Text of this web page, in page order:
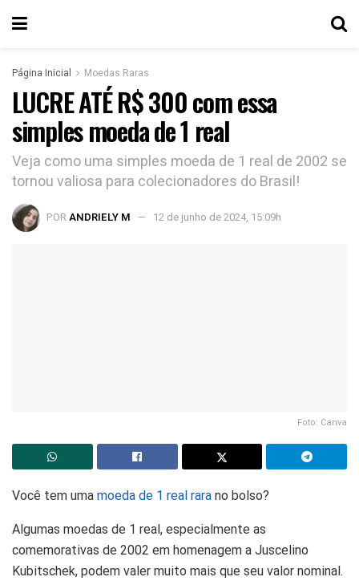
Página Inicial Moedas Raras
LUCRE ATÉ R$ 300 com essa
simples moeda de 1 real
Veja como uma simples moeda de 1 real de 2002 se
tornou valiosa para colecionadores do Brasil!
POR ANDRIELY M 12 de junho de 2024, 15:09h
Foto: Canva
Você tem uma moeda de 1 real rara no bolso?
Algumas moedas de 1 real, especialmente as
comemorativas de 2002 em homenagem a Juscelino
Kubitschek, podem valer muito mais que seu valor nominal.